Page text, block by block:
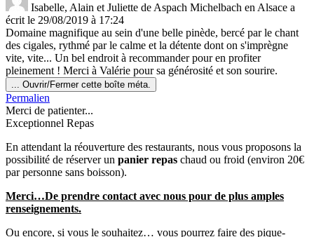
Isabelle, Alain et Juliette de Aspach Michelbach en Alsace a
écrit le 29/08/2019 à 17:24
Domaine magnifique au sein d'une belle pinède, bercé par le chant
des cigales, rythmé par le calme et la détente dont on s'imprègne
vite, vite... Un bel endroit à recommander pour en profiter
pleinement ! Merci à Valérie pour sa générosité et son sourire.
Ouvrir/Fermer cette boîte méta.
Permalien
Merci de patienter...
Exceptionnel Repas
En attendant la réouverture des restaurants, nous vous proposons la
possibilité de réserver un panier repas chaud ou froid (environ 20€
par personne sans boisson).
Merci…De prendre contact avec nous pour de plus amples
renseignements.
Ou encore, si vous le souhaitez… vous pourrez faire des pique-